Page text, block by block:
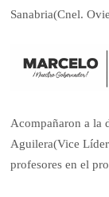
Sanabria(Cnel.
Acompañaron a la
Aguilera(Vice
profesores en el